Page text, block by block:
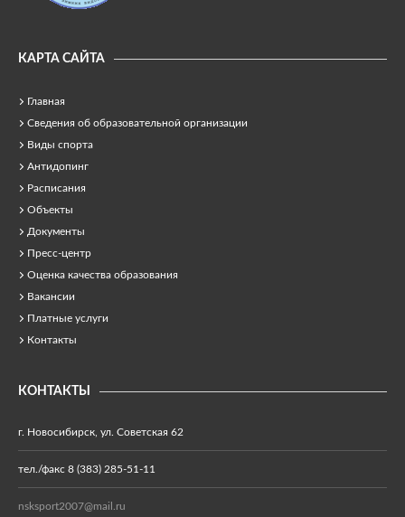
КАРТА САЙТА
Главная
Сведения об образовательной организации
Виды спорта
Антидопинг
Расписания
Объекты
Документы
Пресс-центр
Оценка качества образования
Вакансии
Платные услуги
Контакты
КОНТАКТЫ
г. Новосибирск, ул. Советская 62
тел./факс 8 (383) 285-51-11
nsksport2007@mail.ru